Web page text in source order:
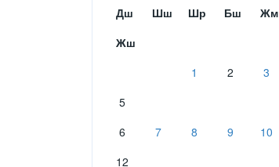
Дш Шш Шр Бш Жм
Жш
1
2 3
5
6
7 8 9 10
12